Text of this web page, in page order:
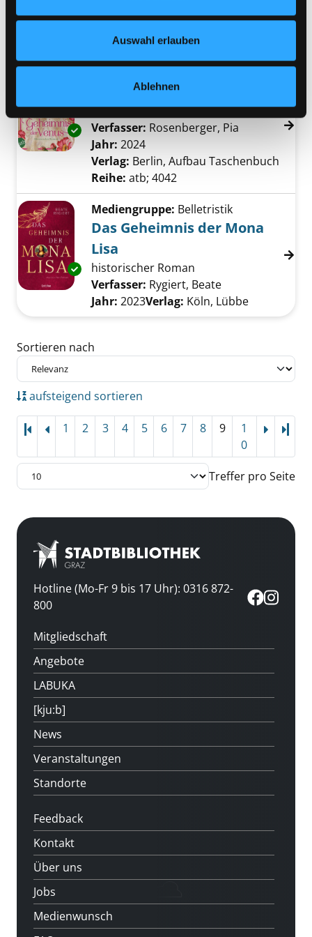
Nähere Informationen finden Sie in unserer
Auswahl erlauben
Ablehnen
Übergeordnetes Werk:Erfinder
und Entdeckerinnen
Exemplar-Details von Das Geheimnis der
Das Geheimnis der Venus
historischer Roman
Verfasser: Rosenberger, Pia Suche nach
Jahr: 2024
Verlag: Berlin, Aufbau Taschenbuch
Reihe: atb; 4042
Exemplar-Details von Das Geheimnis der
Mediengruppe: Belletristik
Das Geheimnis der Mona
Lisa
historischer Roman
Verfasser: Rygiert, Beate
Jahr: 2023Verlag: Köln, Lübbe
Zu den Suchfiltern springen
Sortieren nach
aufsteigend sortieren
1 2 3 4 5 6 7 8 9
1
0
Treffer pro Seite
Hotline (Mo-Fr 9 bis 17 Uhr): 0316 872-
800
Mitgliedschaft
Angebote
LABUKA
[kju:b]
News
Veranstaltungen
Standorte
Feedback
Kontakt
Über uns
Jobs
Medienwunsch